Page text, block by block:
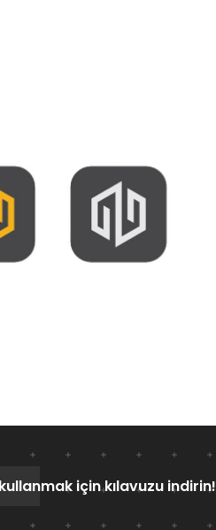
için kılavuzu indirin!